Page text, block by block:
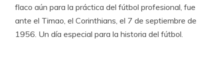
flaco aún para la práctica del fútbol profesional, fue
ante el Timao, el Corinthians, el 7 de septiembre de
1956. Un día especial para la historia del fútbol.